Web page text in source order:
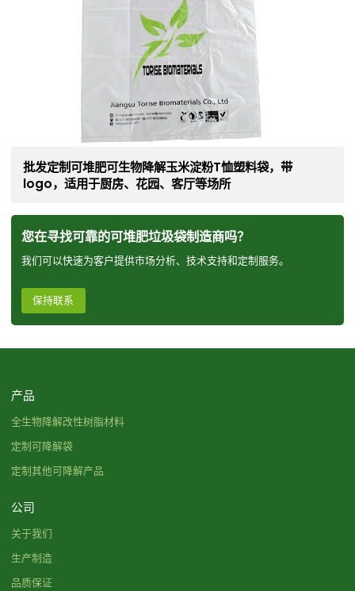
批发定制可堆肥可生物降解玉米淀粉T恤塑料袋，带
logo，适用于厨房、花园、客厅等场所
您在寻找可靠的可堆肥垃圾袋制造商吗？
我们可以快速为客户提供市场分析、技术支持和定制服务。
保持联系
产品
全生物降解改性树脂材料
定制可降解袋
定制其他可降解产品
公司
关于我们
生产制造
品质保证